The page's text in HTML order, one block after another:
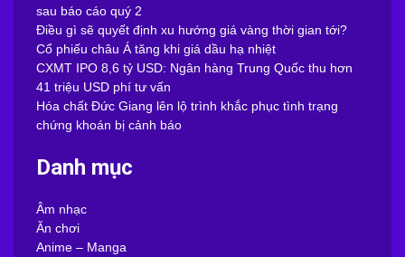
sau báo cáo quý 2
Điều gì sẽ quyết định xu hướng giá vàng thời gian tới?
Cổ phiếu châu Á tăng khi giá dầu hạ nhiệt
CXMT IPO 8,6 tỷ USD: Ngân hàng Trung Quốc thu hơn
41 triệu USD phí tư vấn
Hóa chất Đức Giang lên lộ trình khắc phục tình trạng
chứng khoán bị cảnh báo
Danh mục
Âm nhạc
Ăn chơi
Anime – Manga